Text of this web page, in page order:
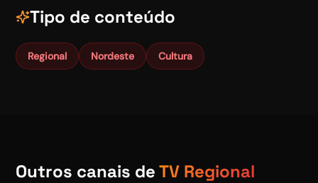
Tipo de conteúdo
Regional Nordeste Cultura
Outros canais de TV Regional